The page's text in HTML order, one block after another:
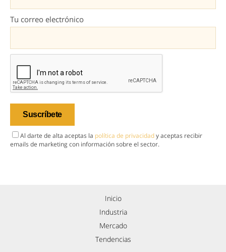
Tu correo electrónico
Al darte de alta aceptas la política de privacidady aceptas recibir
emails de marketing con información sobre el sector.
Inicio
Industria
Mercado
Tendencias